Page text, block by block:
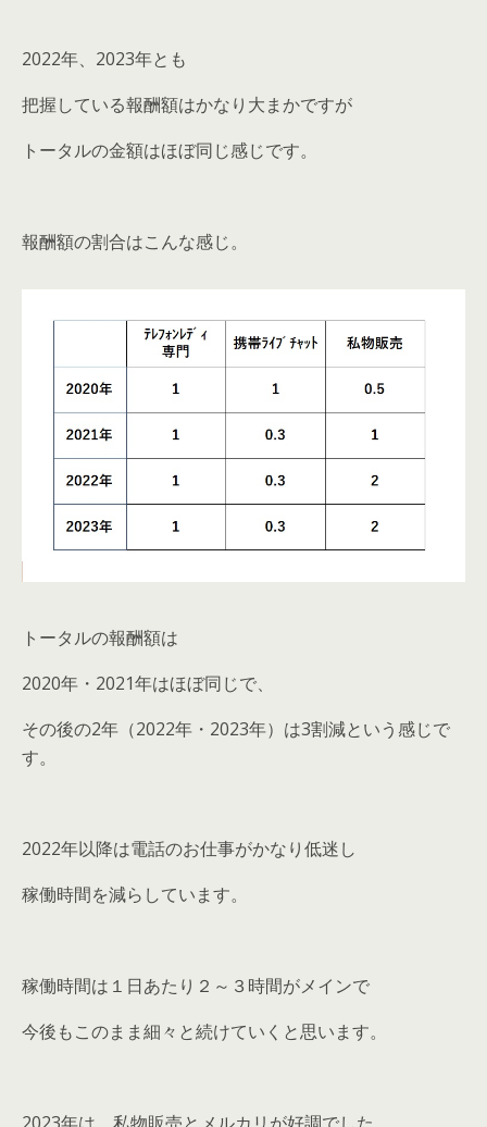
2022年、2023年とも
把握している報酬額はかなり大まかですが
トータルの金額はほぼ同じ感じです。
報酬額の割合はこんな感じ。
トータルの報酬額は
2020年・2021年はほぼ同じで、
その後の2年（2022年・2023年）は3割減という感じで
す。
2022年以降は電話のお仕事がかなり低迷し
稼働時間を減らしています。
稼働時間は１日あたり２～３時間がメインで
今後もこのまま細々と続けていくと思います。